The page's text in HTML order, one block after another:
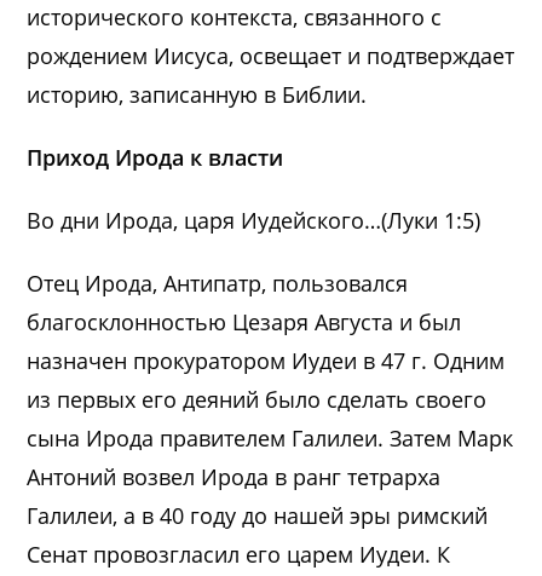
исторического контекста, связанного с
рождением Иисуса, освещает и подтверждает
историю, записанную в Библии.
Приход Ирода к власти
Во дни Ирода, царя Иудейского…(Луки 1:5)
Отец Ирода, Антипатр, пользовался
благосклонностью Цезаря Августа и был
назначен прокуратором Иудеи в 47 г. Одним
из первых его деяний было сделать своего
сына Ирода правителем Галилеи. Затем Марк
Антоний возвел Ирода в ранг тетрарха
Галилеи, а в 40 году до нашей эры римский
Сенат провозгласил его царем Иудеи. К